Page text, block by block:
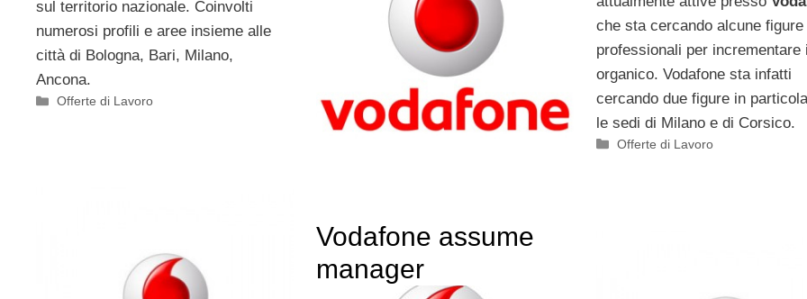
sul territorio nazionale. Coinvolti
numerosi profili e aree insieme alle
città di Bologna, Bari, Milano,
Ancona.
Categorie
Offerte di Lavoro
che sta cercando alcune figure
professionali per incrementare
organico. Vodafone sta infatti
cercando due figure in
le sedi di Milano e di Corsico.
Categorie
Offerte di Lavoro
Vodafone assume
manager